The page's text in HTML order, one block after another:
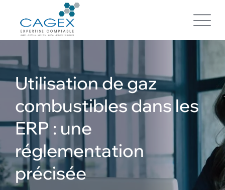
content
Utilisation de gaz
combustibles dans les
ERP : une
réglementation
précisée